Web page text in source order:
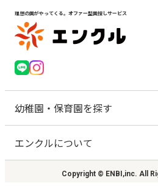
理想の園がやってくる。オファー型園探しサービス
幼稚園・保育園を探す
エンクルについて
Copyright © ENBI,inc. All